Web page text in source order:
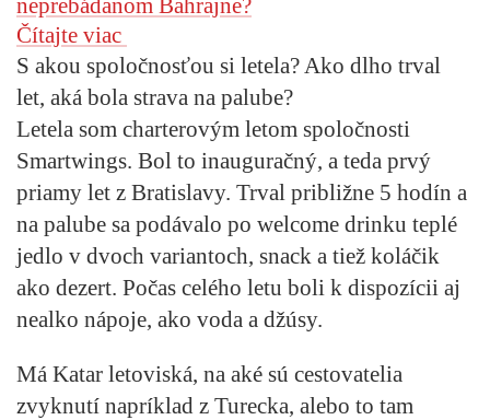
Čítajte viac
S akou spoločnosťou si letela? Ako dlho trval
let, aká bola strava na palube?
Letela som charterovým letom spoločnosti
Smartwings. Bol to inauguračný, a teda prvý
priamy let z Bratislavy. Trval približne 5 hodín a
na palube sa podávalo po welcome drinku teplé
jedlo v dvoch variantoch, snack a tiež koláčik
ako dezert. Počas celého letu boli k dispozícii aj
nealko nápoje, ako voda a džúsy.
Má Katar letoviská, na aké sú cestovatelia
zvyknutí napríklad z Turecka, alebo to tam